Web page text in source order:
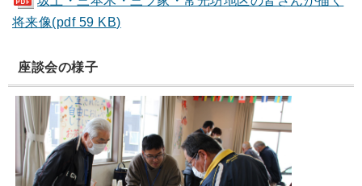
将来像(pdf 59 KB)
座談会の様子